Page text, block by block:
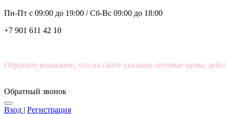
Пн-Пт с 09:00 до 19:00 /Сб-Вс 09:00 до 18:00
+7 901 611 42 10
Обратите внимание, что на сайте указаны оптовые цены,
Обратный звонок
Вход | Регистрация